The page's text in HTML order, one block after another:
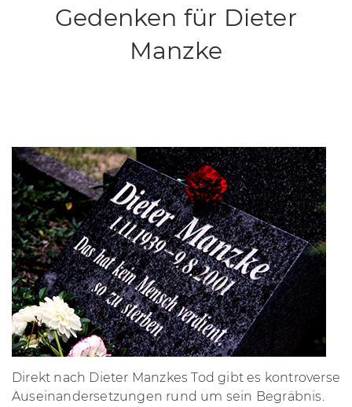
Gedenken für Dieter
Manzke
Direkt nach Dieter Manzkes Tod gibt es kontroverse
Auseinandersetzungen rund um sein Begräbnis.